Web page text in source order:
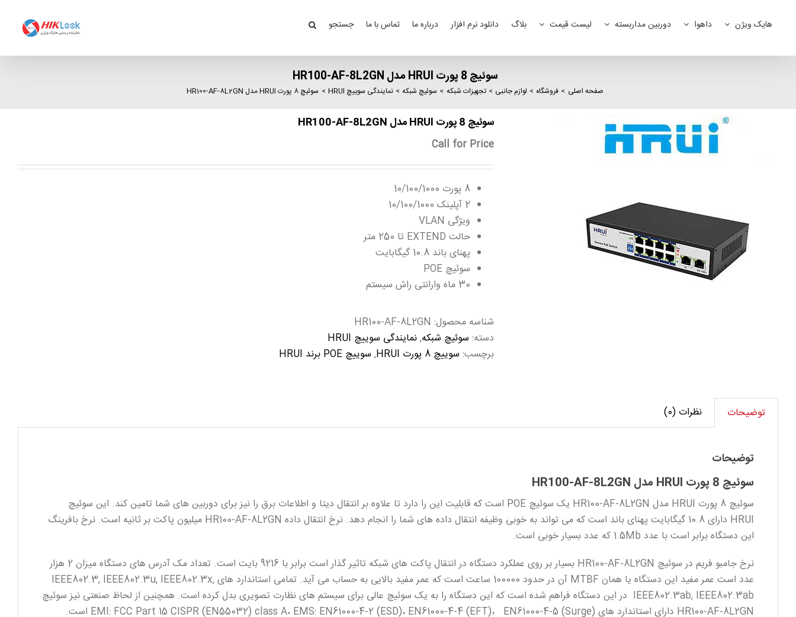
هایک ویژن داهوا دوربین مداربسته لیست قیمت بلاگ دانلود نرم افزار درباره ما تماس با ما جستجو
سوئیچ 8 پورت HRUI مدل HR100-AF-8L2GN
صفحه اصلی فروشگاه لوازم جانبی تجهیزات شبکه سوئیچ شبکه نمایندگی سوییچ HRUI سوئیچ 8 پورت HRUI مدل HR100-AF-8L2GN
سوئیچ 8 پورت HRUI مدل HR100-AF-8L2GN
Call for Price
8 پورت 10/100/1000
2 آپلینک 10/100/1000
ویژگی VLAN
حالت EXTEND تا 250 متر
پهنای باند 10.8 گیگابایت
سوئیچ POE
30 ماه وارانتی راش سیستم
شناسه محصول: HR100-AF-8L2GN
دسته: سوئیچ شبکه,نمایندگی سوییچ HRUI
برچسب: سوییچ 8 پورت HRUI , سوییچ POE برند HRUI
توضیحات نظرات (0)
توضیحات
سوئیچ 8 پورت HRUI مدل HR100-AF-8L2GN
سوئیچ 8 پورت HRUI مدل HR100-AF-8L2GN یک سوئیچ POE است که قابلیت این را دارد تا علاوه بر انتقال دیتا و اطلاعات برق را نیز برای دوربین های شما تامین کند. این سوئیچ
HRUI دارای 10.8 گیگابایت پهنای باند است که می تواند به خوبی وظیفه انتقال داده های شما را انجام دهد. نرخ انتقال داده HR100-AF-8L2GN میلیون پاکت بر ثانیه است. نرخ بافرینگ
این دستگاه برابر است با عدد 1.5Mb که عدد بسیار خوبی است.
نرخ جامبو فریم در سوئیچ HR100-AF-8L2GN بسیار بر روی عملکرد دستگاه در انتقال پاکت های شبکه تاثیر گذار است برابر با 9216 بایت است. تعداد مک آدرس های دستگاه میزان 2 هزار
عدد است.عمر مفید این دستگاه یا همان MTBF آن در حدود 100000 ساعت است که عمر مفید بالایی به حساب می آید. تمامی استاندارد های IEEE802.3, IEEE802.3u, IEEE802.3x,
IEEE802.3ab, IEEE802.3ab در این دستگاه فراهم شده است که این دستگاه را به یک سوئیچ عالی برای سیستم های نظارت تصویری بدل کرده است. همچنین از لحاظ صنعتی نیز سوئیچ
HR100-AF-8L2GN دارای استاندارد های EMI: FCC Part 15 CISPR (EN55032) class A، EMS: EN61000-4-2 (ESD)، EN61000-4-4 (EFT)، EN61000-4-5 (Surge) است.